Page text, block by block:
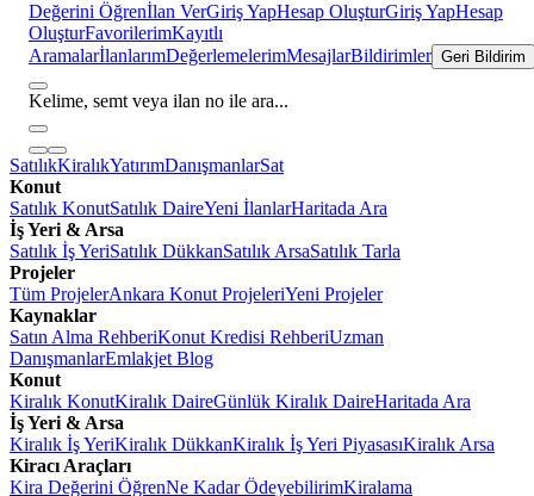
Değerini Öğrenİlan VerGiriş YapHesap OluşturGiriş YapHesap
OluşturFavorilerimKayıtlı
AramalarİlanlarımDeğerlemelerimMesajlarBildirimler Geri Bildirim
Kelime, semt veya ilan no ile ara...
SatılıkKiralıkYatırımDanışmanlarSat
Konut
Satılık KonutSatılık DaireYeni İlanlarHaritada Ara
İş Yeri & Arsa
Satılık İş YeriSatılık DükkanSatılık ArsaSatılık Tarla
Projeler
Tüm ProjelerAnkara Konut ProjeleriYeni Projeler
Kaynaklar
Satın Alma RehberiKonut Kredisi RehberiUzman
DanışmanlarEmlakjet Blog
Konut
Kiralık KonutKiralık DaireGünlük Kiralık DaireHaritada Ara
İş Yeri & Arsa
Kiralık İş YeriKiralık DükkanKiralık İş Yeri PiyasasıKiralık Arsa
Kiracı Araçları
Kira Değerini ÖğrenNe Kadar ÖdeyebilirimKiralama